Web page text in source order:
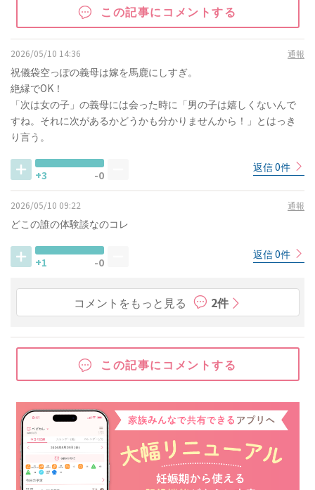
この記事にコメントする
2026/05/10 14:36 通報
祝儀袋空っぽの義母は嫁を馬鹿にしすぎ。
絶縁でOK！
「次は女の子」の義母には会った時に「男の子は嬉しくないんで
すね。それに次があるかどうかも分かりませんから！」とはっき
り言う。
+3 -0
返信 0件
2026/05/10 09:22 通報
どこの誰の体験談なのコレ
+1 -0
返信 0件
コメントをもっと見る 2件
この記事にコメントする